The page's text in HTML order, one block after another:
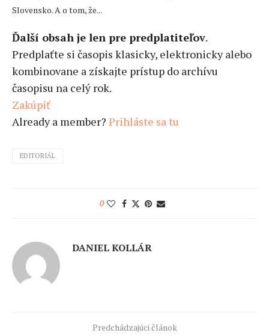
Slovensko. A o tom, že...
Ďalší obsah je len pre predplatiteľov.
Predplaťte si časopis klasicky, elektronicky alebo
kombinovane a získajte prístup do archívu
časopisu na celý rok.
Zakúpiť
Already a member? Prihláste sa tu
EDITORIÁL
0
DANIEL KOLLÁR
Predchádzajúci článok